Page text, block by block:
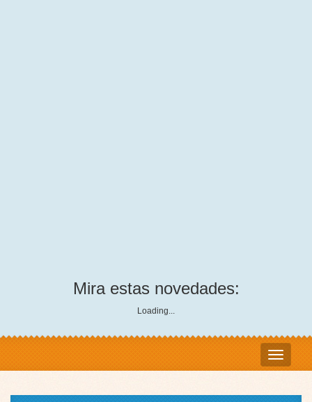
Mira estas novedades:
Loading...